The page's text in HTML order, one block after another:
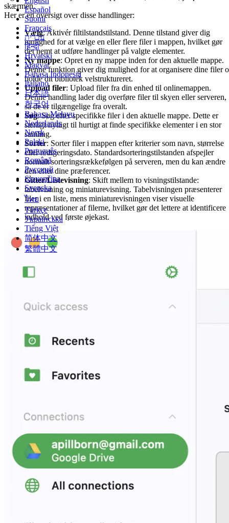
Español
Suomi
Français
עברית
हिन्दी
Hrvatski
Magyar
Bahasa Indonesia
Italiano
日本語
한국어
Bahasa Melayu
Nederlands
Norsk
Polski
Português
Română
Русский
Slovenčina
Svenska
ไทย
Türkçe
Українська
Tiếng Việt
简体中文
繁體中文
skærmen.
Her er en oversigt over disse handlinger:
Vælg: Aktivér filtilstandstilstand. Denne tilstand giver dig
mulighed for at vælge en eller flere filer i mappen, hvilket gør
det nemt at udføre handlinger på valgte elementer.
Ny mappe: Opret en ny mappe inden for den aktuelle mappe.
Denne funktion giver dig mulighed for at organisere dine filer
holde dit bibliotek velstruktureret.
Upload filer: Upload filer fra din enhed til onlinemappen.
Denne handling lader dig overføre filer til skyen eller serveren,
så de er tilgængelige fra overalt.
Søg: Søg efter specifikke filer i den aktuelle mappe. Dette er
særligt nyttigt til hurtigt at finde specifikke elementer i en stor
samling.
Sorter: Sorter filer i mappen efter kriterier som navn, størrelse
eller redigeringsdato. Standardsorteringstilstanden afspejler
normalt sorteringsrækkefølgen på serveren, men du kan ændre
den efter dine præferencer.
Gitter/Listevisning: Skift mellem to visningstilstande:
tabelvisning og miniaturevisning. Tabelvisningen præsenterer
filer i en liste, mens miniaturevisningen viser visuelle
repræsentationer af filerne, hvilket gør det lettere at identificere
indhold ved første øjekast.